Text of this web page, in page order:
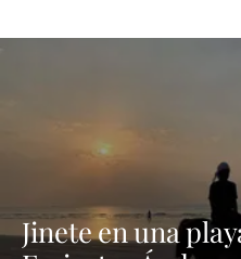
Jinete en una